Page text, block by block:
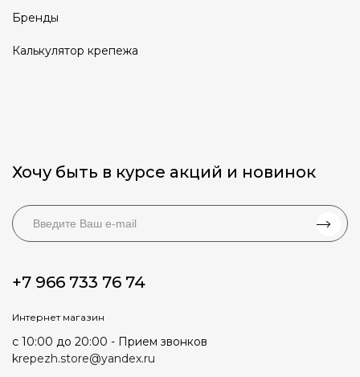
Бренды
Калькулятор крепежа
Хочу быть в курсе акций и новинок
+7 966 733 76 74
Интернет магазин
с 10:00 до 20:00 - Прием звонков
krepezh.store@yandex.ru